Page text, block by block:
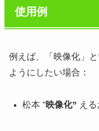
使用例
例えば、「映像化」
ようにしたい場合：
松本 ”映像化” え